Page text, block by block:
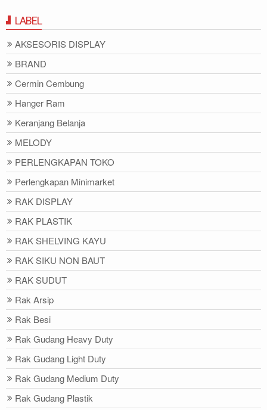
LABEL
AKSESORIS DISPLAY
BRAND
Cermin Cembung
Hanger Ram
Keranjang Belanja
MELODY
PERLENGKAPAN TOKO
Perlengkapan Minimarket
RAK DISPLAY
RAK PLASTIK
RAK SHELVING KAYU
RAK SIKU NON BAUT
RAK SUDUT
Rak Arsip
Rak Besi
Rak Gudang Heavy Duty
Rak Gudang Light Duty
Rak Gudang Medium Duty
Rak Gudang Plastik